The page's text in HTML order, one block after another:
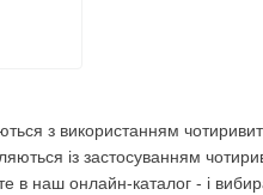
з використанням
із застосуванням
в наш онлайн-каталог - і